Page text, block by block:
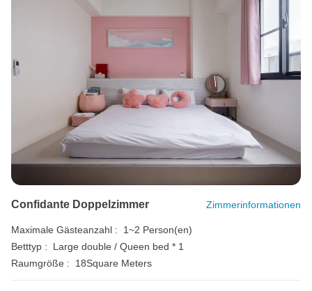
Confidante Doppelzimmer Zimmerinformationen
Maximale Gästeanzahl :
1~2 Person(en)
Betttyp :
Large double / Queen bed * 1
Raumgröße :
18Square Meters